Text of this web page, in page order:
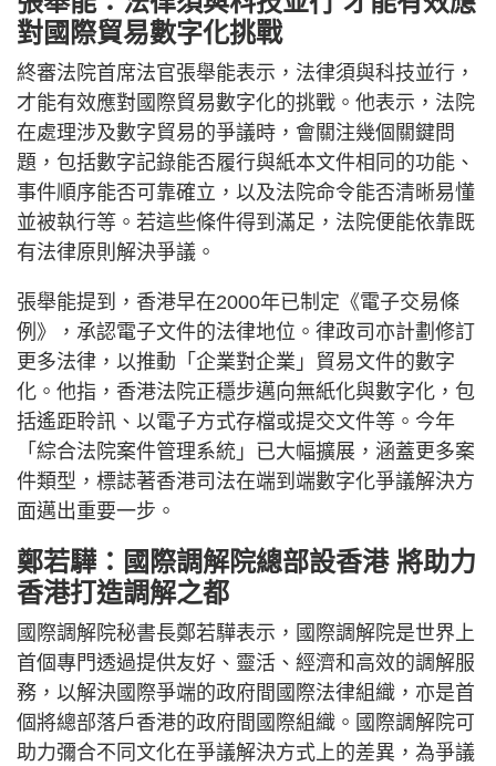
對國際貿易數字化挑戰
終審法院首席法官張舉能表示，法律須與科技並行，
才能有效應對國際貿易數字化的挑戰。他表示，法院
在處理涉及數字貿易的爭議時，會關注幾個關鍵問
題，包括數字記錄能否履行與紙本文件相同的功能、
事件順序能否可靠確立，以及法院命令能否清晰易懂
並被執行等。若這些條件得到滿足，法院便能依靠既
有法律原則解決爭議。
張舉能提到，香港早在2000年已制定《電子交易條
例》，承認電子文件的法律地位。律政司亦計劃修訂
更多法律，以推動「企業對企業」貿易文件的數字
化。他指，香港法院正穩步邁向無紙化與數字化，包
括遙距聆訊、以電子方式存檔或提交文件等。今年
「綜合法院案件管理系統」已大幅擴展，涵蓋更多案
件類型，標誌著香港司法在端到端數字化爭議解決方
面邁出重要一步。
鄭若驊：國際調解院總部設香港 將助力
香港打造調解之都
國際調解院秘書長鄭若驊表示，國際調解院是世界上
首個專門透過提供友好、靈活、經濟和高效的調解服
務，以解決國際爭端的政府間國際法律組織，亦是首
個將總部落戶香港的政府間國際組織。國際調解院可
助力彌合不同文化在爭議解決方式上的差異，為爭議